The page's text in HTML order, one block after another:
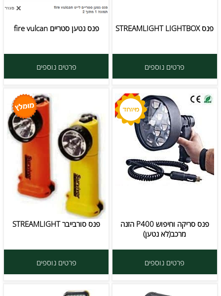
פנס STREAMLIGHT LIGHTBOX
פרטים נוספים
פנס נטען סטריים fire vulcan
פרטים נוספים
פנס סריקה וחיפוש P400 הזנה
מרכב(לא נטען)
פרטים נוספים
פנס סורבייבר STREAMLIGHT
פרטים נוספים